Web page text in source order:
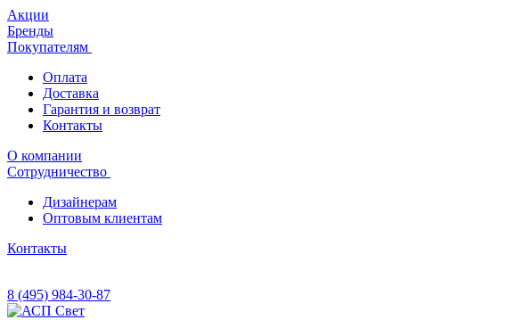
Акции
Бренды
Покупателям
Оплата
Доставка
Гарантия и возврат
Контакты
О компании
Сотрудничество
Дизайнерам
Оптовым клиентам
Контакты
8 (495) 984-30-87